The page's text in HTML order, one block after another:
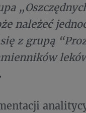
należeć
z grupą